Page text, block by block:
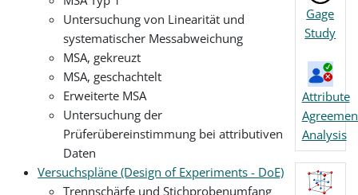
Gage
Study
Attribute
Analysis
Untersuchung von Linearität und
systematischer Messabweichung
MSA, gekreuzt
MSA, geschachtelt
Erweiterte MSA
Untersuchung der
Prüferübereinstimmung bei attributiven
Daten
Versuchspläne (Design of Experiments - DoE)
Trennschärfe und Stichprobenumfang